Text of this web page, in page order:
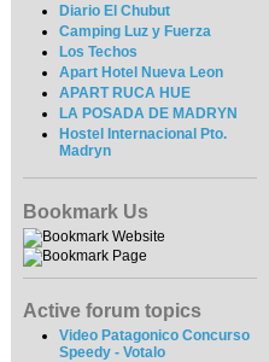
Diario El Chubut
Camping Luz y Fuerza
Los Techos
Apart Hotel Nueva Leon
APART RUCA HUE
LA POSADA DE MADRYN
Hostel Internacional Pto.
Madryn
Bookmark Us
Active forum topics
Video Patagonico Concurso
Speedy - Votalo